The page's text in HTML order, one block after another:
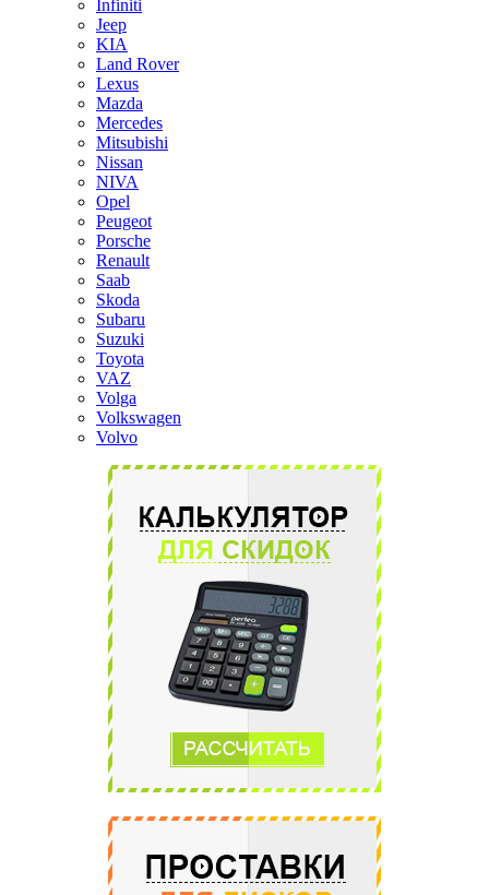
Infiniti
Jeep
KIA
Land Rover
Lexus
Mazda
Mercedes
Mitsubishi
Nissan
NIVA
Opel
Peugeot
Porsche
Renault
Saab
Skoda
Subaru
Suzuki
Toyota
VAZ
Volga
Volkswagen
Volvo